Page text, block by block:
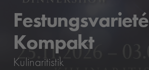
Festungsvarieté
Kompakt
Kulinaritistik